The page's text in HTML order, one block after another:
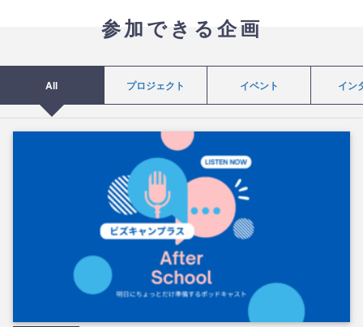
参加できる企画
All プロジェクト イベント イン